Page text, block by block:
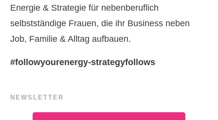
Energie & Strategie für nebenberuflich
selbstständige Frauen, die ihr Business neben
Job, Familie & Alltag aufbauen.
#followyourenergy-strategyfollows
NEWSLETTER